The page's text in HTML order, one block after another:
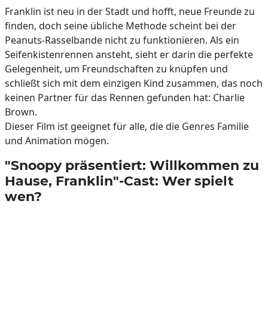
Franklin ist neu in der Stadt und hofft, neue Freunde zu
finden, doch seine übliche Methode scheint bei der
Peanuts-Rasselbande nicht zu funktionieren. Als ein
Seifenkistenrennen ansteht, sieht er darin die perfekte
Gelegenheit, um Freundschaften zu knüpfen und
schließt sich mit dem einzigen Kind zusammen, das noch
keinen Partner für das Rennen gefunden hat: Charlie
Brown.
Dieser Film ist geeignet für alle, die die Genres Familie
und Animation mögen.
"Snoopy präsentiert: Willkommen zu
Hause, Franklin"-Cast: Wer spielt
wen?